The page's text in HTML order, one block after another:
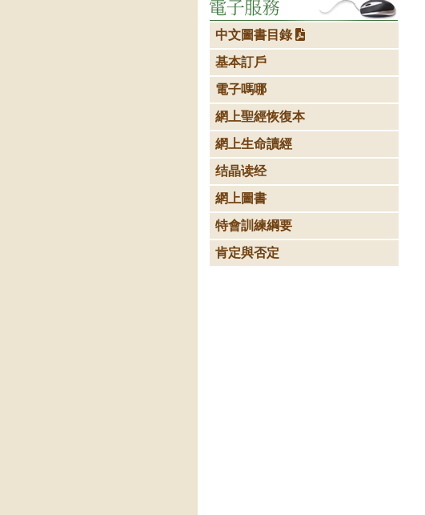
中文圖書目錄
基本訂戶
電子嗎哪
網上聖經恢復本
網上生命讀經
结晶读经
網上圖書
特會訓練綱要
肯定與否定